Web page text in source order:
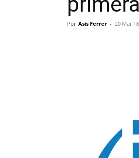
Por Asis Ferrer - 20 Mar 18